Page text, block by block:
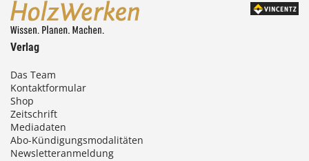
Verlag
Das Team
Kontaktformular
Shop
Zeitschrift
Mediadaten
Abo-Kündigungsmodalitäten
Newsletteranmeldung